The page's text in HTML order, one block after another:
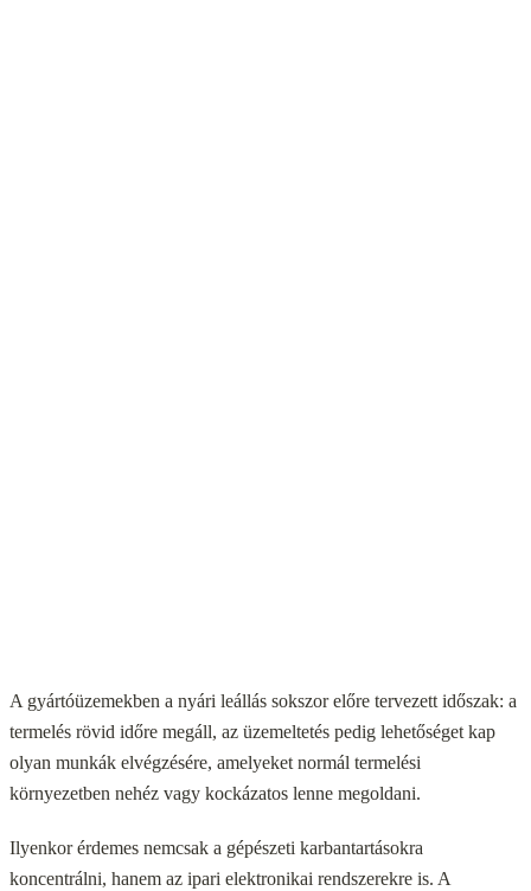
A gyártóüzemekben a nyári leállás sokszor előre tervezett időszak: a
termelés rövid időre megáll, az üzemeltetés pedig lehetőséget kap
olyan munkák elvégzésére, amelyeket normál termelési
környezetben nehéz vagy kockázatos lenne megoldani.
Ilyenkor érdemes nemcsak a gépészeti karbantartásokra
koncentrálni, hanem az ipari elektronikai rendszerekre is. A